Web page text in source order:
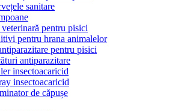
sanitare
pentru pisici
pentru hrana animalelor
pentru pisici
antiparazitare
insectoacaricid
insectoacaricid
de căpușe